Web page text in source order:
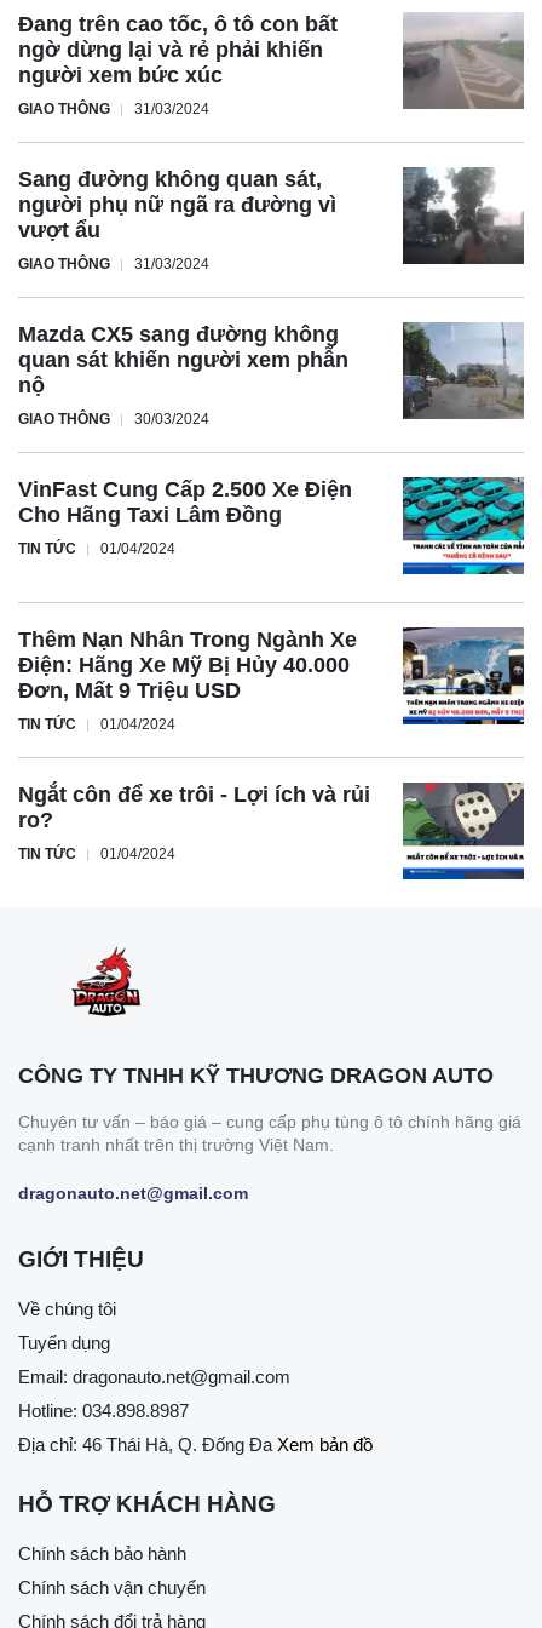
Chiếc SUV điện này sở hữu sức mạnh đáng nể với công
suất lên đến 544 mã lực, giúp xe tăng tốc từ 0-100 km/h chỉ
trong 3,8 giây. Khối pin 102kWh tùy chọn cho phép xe di
chuyển quãng đường 560km sau mỗi lần sạc đầy.
Polestar 4 không chỉ gây ấn tượng bởi thiết kế táo bạo mà
còn mang đến trải nghiệm lái xe an toàn và đầy hứng khởi
với những công nghệ tiên tiến và sức mạnh vượt trội.
Đang trên cao tốc, ô tô con bất
ngờ dừng lại và rẻ phải khiến
người xem bức xúc
GIAO THÔNG 31/03/2024
Sang đường không quan sát,
người phụ nữ ngã ra đường vì
vượt ẩu
GIAO THÔNG 31/03/2024
Mazda CX5 sang đường không
quan sát khiến người xem phẫn
nộ
GIAO THÔNG 30/03/2024
VinFast Cung Cấp 2.500 Xe Điện
Cho Hãng Taxi Lâm Đồng
TIN TỨC 01/04/2024
Thêm Nạn Nhân Trong Ngành Xe
Điện: Hãng Xe Mỹ Bị Hủy 40.000
Đơn, Mất 9 Triệu USD
TIN TỨC 01/04/2024
Ngắt côn để xe trôi - Lợi ích và rủi
ro?
TIN TỨC 01/04/2024
CÔNG TY TNHH KỸ THƯƠNG DRAGON AUTO
Chuyên tư vấn – báo giá – cung cấp phụ tùng ô tô chính hãng giá
cạnh tranh nhất trên thị trường Việt Nam.
dragonauto.net@gmail.com
GIỚI THIỆU
Về chúng tôi
Tuyển dụng
Email: dragonauto.net@gmail.com
Hotline: 034.898.8987
Địa chỉ: 46 Thái Hà, Q. Đống Đa Xem bản đồ
HỖ TRỢ KHÁCH HÀNG
Chính sách bảo hành
Chính sách vận chuyển
Chính sách đổi trả hàng